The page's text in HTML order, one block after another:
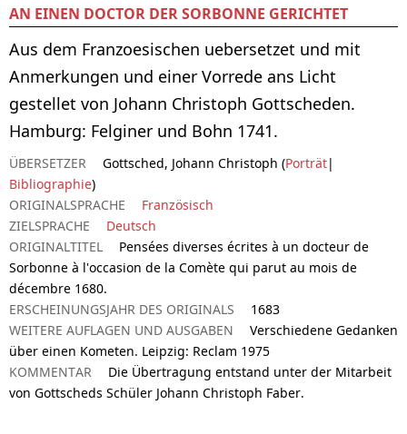
AN EINEN DOCTOR DER SORBONNE GERICHTET
Aus dem Franzoesischen uebersetzet und mit
Anmerkungen und einer Vorrede ans Licht
gestellet von Johann Christoph Gottscheden.
Hamburg: Felginer und Bohn 1741.
ÜBERSETZER Gottsched, Johann Christoph (Porträt|
Bibliographie)
ORIGINALSPRACHE
Französisch
ZIELSPRACHE
Deutsch
ORIGINALTITEL
Pensées diverses écrites à un docteur de
Sorbonne à l'occasion de la Comète qui parut au mois de
décembre 1680.
ERSCHEINUNGSJAHR DES ORIGINALS
1683
WEITERE AUFLAGEN UND AUSGABEN
Verschiedene Gedanken
über einen Kometen. Leipzig: Reclam 1975
KOMMENTAR
Die Übertragung entstand unter der Mitarbeit
von Gottscheds Schüler Johann Christoph Faber.